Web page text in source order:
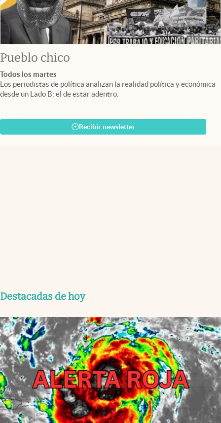
Pueblo chico
Todos los martes
Los periodistas de política analizan la realidad política y económica
desde un Lado B: el de estar adentro.
Recibir newsletter
Destacadas de hoy